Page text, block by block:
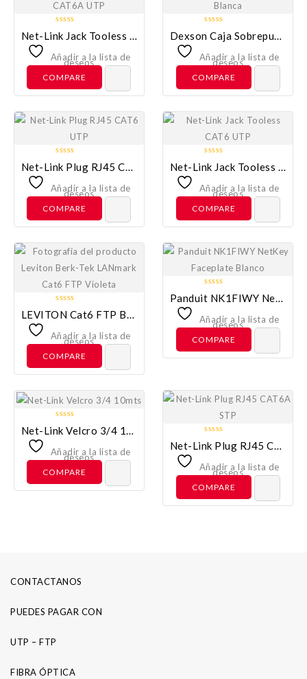
Net-Link Jack Tooless CAT6A UTP
0
of
5
Añadir a la lista de
deseos
COMPARE
Dexson Caja Sobrepuesta Blanca
of
5
Añadir a la lista de
deseos
COMPARE
Net-Link Plug RJ45 CAT6 UTP
0
of
5
Añadir a la lista de
deseos
COMPARE
Net-Link Jack Tooless CAT6 UTP
0
of
5
Añadir a la lista de
deseos
COMPARE
LEVITON Cat6 FTP Berk-Tek LANmark Violeta
0
of
5
Añadir a la lista de
deseos
COMPARE
Panduit NK1FIWY NetKey Faceplate Blanco
0
of
5
Añadir a la lista de
deseos
COMPARE
Net-Link Velcro 3/4 10mts
0
out
of
5
Añadir a la lista de
deseos
COMPARE
Net-Link Plug RJ45 CAT6A STP
0
of
5
Añadir a la lista de
deseos
COMPARE
CONTACTANOS
PUEDES PAGAR CON
UTP – FTP
FIBRA ÓPTICA